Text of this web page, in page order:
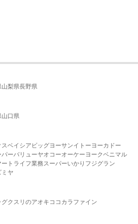
山梨県長野県
山口県
スベイシア ビッグヨーサンイトーヨーカドー
パーバリューヤオコーオーケー ヨークベニマル
ト ライフ業務スーパーいかり フジグラン
ミヤ
グクスリのアオキ ココカラファイン